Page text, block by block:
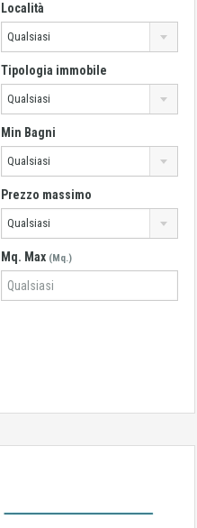
Località
Qualsiasi
Tipologia immobile
Qualsiasi
Min Bagni
Qualsiasi
Prezzo massimo
Qualsiasi
Mq. Max (Mq.)